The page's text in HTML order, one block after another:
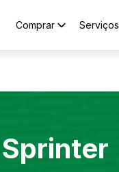
Comprar Serviços
Sprinter